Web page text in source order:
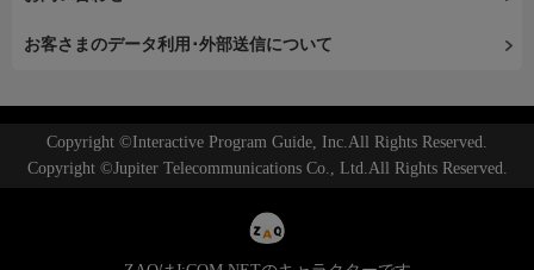
お客さまのデータ利用･外部送信について
Copyright ©Interactive Program Guide, Inc.All Rights Reserved.
Copyright ©Jupiter Telecommunications Co., Ltd.All Rights Reserved.